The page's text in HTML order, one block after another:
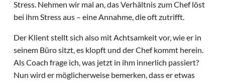
Stress. Nehmen wir mal an, das Verhältnis zum Chef löst
bei ihm Stress aus – eine Annahme, die oft zutrifft.
Der Klient stellt sich also mit Achtsamkeit vor, wie er in
seinem Büro sitzt, es klopft und der Chef kommt herein.
Als Coach frage ich, was jetzt in ihm innerlich passiert?
Nun wird er möglicherweise bemerken, dass er etwas